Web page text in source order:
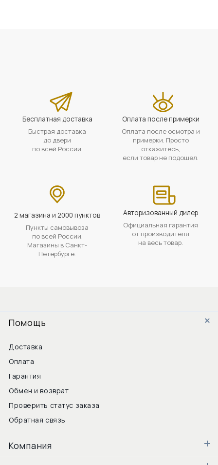
Бесплатная доставка
Быстрая доставка
до двери
по всей России.
Оплата после примерки
Оплата после осмотра и
примерки. Просто
откажитесь,
если товар не подошел.
2 магазина и 2000 пунктов
Пункты самовывоза
по всей России.
Магазины в Санкт-
Петербурге.
Авторизованный дилер
Официальная гарантия
от производителя
на весь товар.
Помощь
Доставка
Оплата
Гарантия
Обмен и возврат
Проверить статус заказа
Обратная связь
Компания